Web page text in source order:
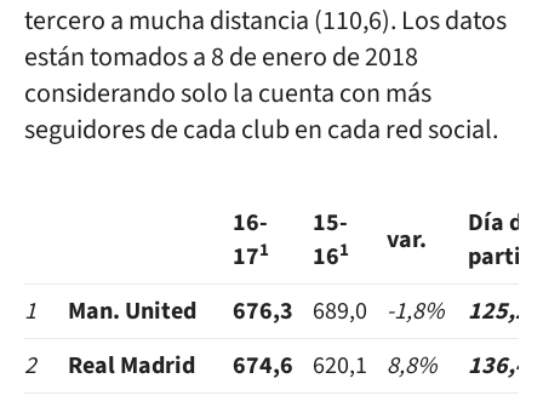
tercero a mucha distancia (110,6). Los datos
están tomados a 8 de enero de 2018
considerando solo la cuenta con más
seguidores de cada club en cada red social.
16-
171
15-
161 var.
Día de
1
Man. United 676,3 689,0 -1,8%
125,2
2
Real Madrid 674,6 620,1 8,8%
136,4